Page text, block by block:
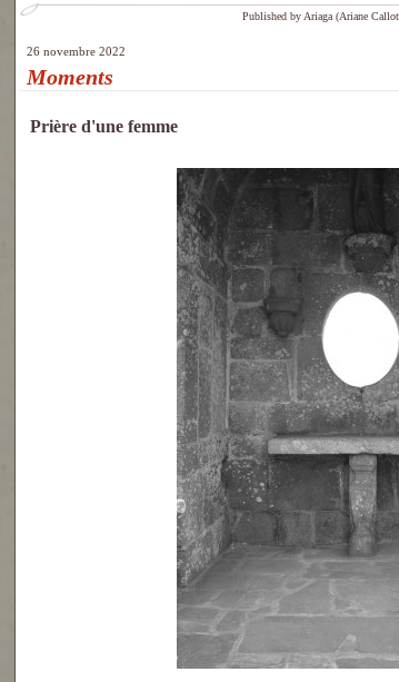
Published by Ariaga (Ariane
26 novembre 2022
Moments
Prière d'une femme